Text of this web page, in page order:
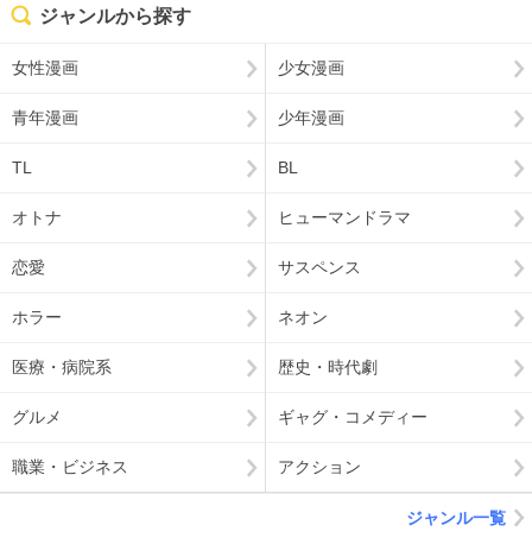
ジャンルから探す
女性漫画 少女漫画
青年漫画 少年漫画
TL BL
オトナ ヒューマンドラマ
恋愛 サスペンス
ホラー ネオン
医療・病院系 歴史・時代劇
グルメ ギャグ・コメディー
職業・ビジネス アクション
ジャンル一覧